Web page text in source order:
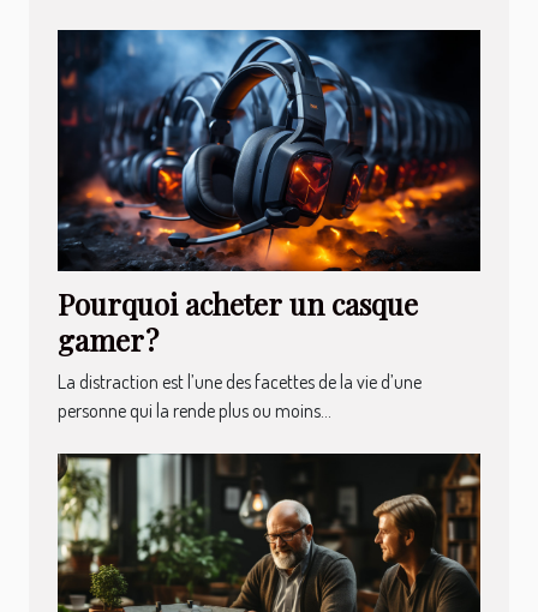
Pourquoi acheter un casque
gamer ?
La distraction est l’une des facettes de la vie d’une
personne qui la rende plus ou moins...